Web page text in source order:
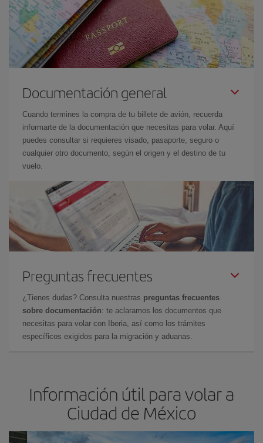
Documentación general
Cuando termines la compra de tu billete de avión, recuerda
informarte de la documentación que necesitas para volar. Aquí
puedes consultar si requieres visado, pasaporte, seguro o
cualquier otro documento, según el origen y el destino de tu
vuelo.
Preguntas frecuentes
¿Tienes dudas? Consulta nuestras preguntas frecuentes
sobre documentación: te aclaramos los documentos que
necesitas para volar con Iberia, así como los trámites
específicos exigidos para la migración y aduanas.
Información útil para volar a
Ciudad de México